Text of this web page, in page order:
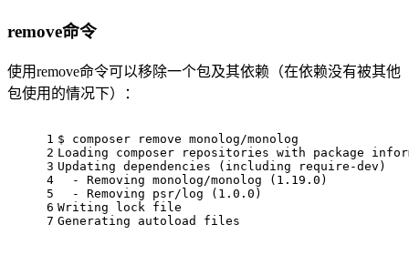
remove命令
使用remove命令可以移除一个包及其依赖（在依赖没有被其他
包使用的情况下）：
1
2
3
4
5
6
7
$ composer remove monolog/monolog
Loading composer repositories with package
Updating dependencies ( including require-dev)
  - Removing monolog/monolog (
1.19 .0 )
  - Removing psr/
log ( 1.0 .0 )
Writing
lock file
Generating autoload files